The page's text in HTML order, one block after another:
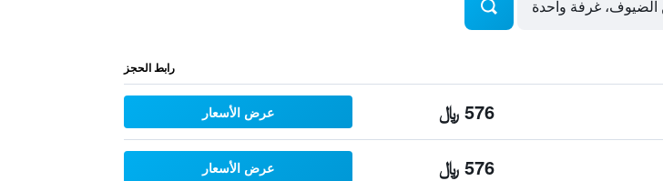
رابط الحجز
576 ﷼ عرض الأسعار
576 ﷼ عرض الأسعار